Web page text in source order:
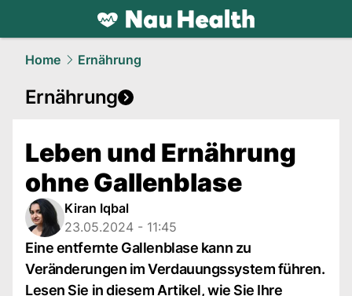
health.NAU.ch
Home Ernährung
Ernährung
Leben und Ernährung
ohne Gallenblase
Kiran Iqbal
23.05.2024 - 11:45
Eine entfernte Gallenblase kann zu
Veränderungen im Verdauungssystem führen.
Lesen Sie in diesem Artikel, wie Sie Ihre